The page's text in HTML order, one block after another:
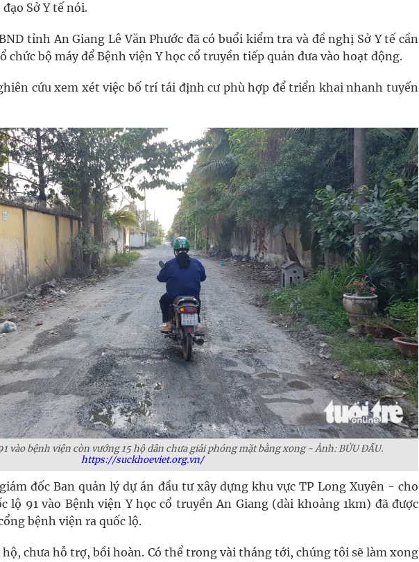
Sở Y tế nói.
tỉnh An Giang Lê Văn Phước đã có buổi kiểm tra và đề nghị Sở Y tế cần
bộ máy để Bệnh viện Y học cổ truyền tiếp quản đưa vào hoạt động.
cứu xem xét việc bố trí tái định cư phù hợp để triển khai nhanh tuyến
vào bệnh viện còn vướng 15 hộ dân chưa giải phóng mặt bằng xong - Ảnh: BỬU ĐẤU.
https://suckhoeviet.org.vn/
đốc Ban quản lý dự án đầu tư xây dựng khu vực TP Long Xuyên - cho
lộ 91 vào Bệnh viện Y học cổ truyền An Giang (dài khoảng 1km) đã được
bệnh viện ra quốc lộ.
chưa hỗ trợ, bồi hoàn. Có thể trong vài tháng tới, chúng tôi sẽ làm xong